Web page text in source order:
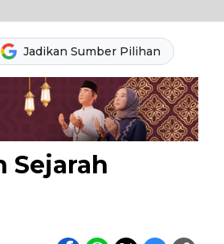
Jadikan Sumber Pilihan
Sejarah